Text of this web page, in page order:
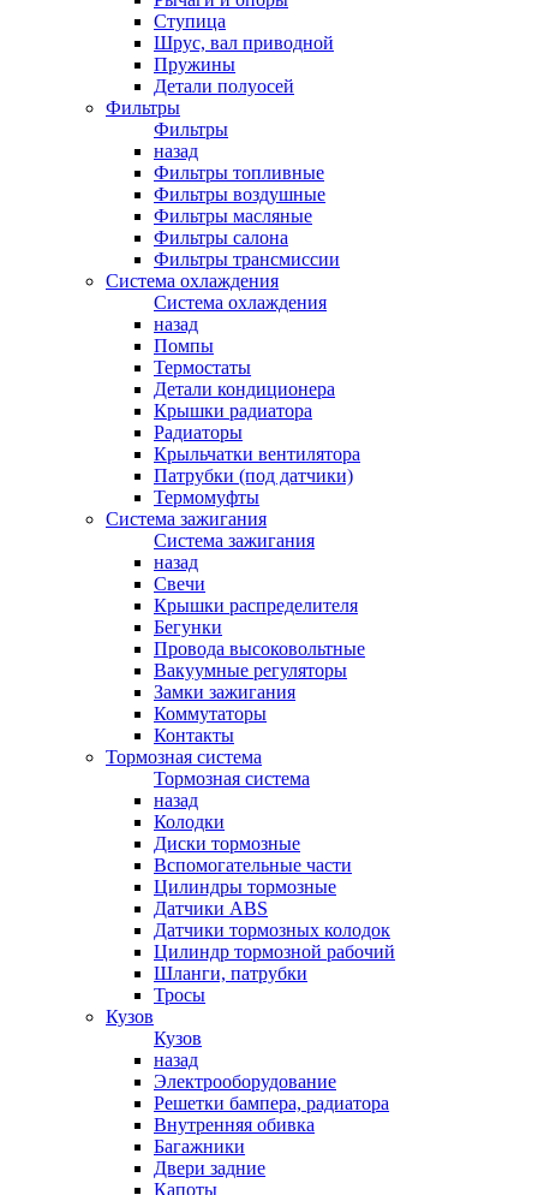
Ступица
Шрус, вал приводной
Пружины
Детали полуосей
Фильтры
Фильтры
назад
Фильтры топливные
Фильтры воздушные
Фильтры масляные
Фильтры салона
Фильтры трансмиссии
Система охлаждения
Система охлаждения
назад
Помпы
Термостаты
Детали кондиционера
Крышки радиатора
Радиаторы
Крыльчатки вентилятора
Патрубки (под датчики)
Термомуфты
Система зажигания
Система зажигания
назад
Свечи
Крышки распределителя
Бегунки
Провода высоковольтные
Вакуумные регуляторы
Замки зажигания
Коммутаторы
Контакты
Тормозная система
Тормозная система
назад
Колодки
Диски тормозные
Вспомогательные части
Цилиндры тормозные
Датчики ABS
Датчики тормозных колодок
Цилиндр тормозной рабочий
Шланги, патрубки
Тросы
Кузов
Кузов
назад
Электрооборудование
Решетки бампера, радиатора
Внутренняя обивка
Багажники
Двери задние
Капоты